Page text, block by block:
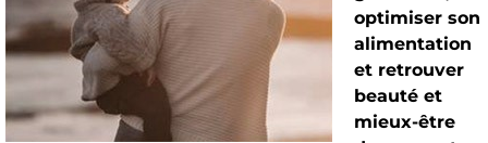
optimiser son
alimentation
et retrouver
beauté et
mieux-être